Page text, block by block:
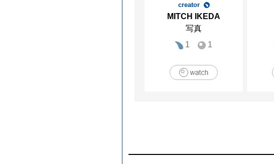
creator
MITCH IKEDA
写真
1
1